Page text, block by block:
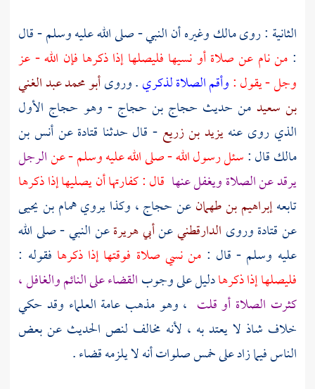
الثانية : روىمالكوغيره أن النبي - صلى الله عليه وسلم - قال
: من نام عن صلاة أو نسيها فليصلها إذا ذكرها فإن الله - عز
وجل - يقول :وأقم الصلاة لذكري. وروىأبو محمد عبد الغني
بن سعيد من حديث حجاج بن حجاج- وهو حجاج الأول
الذي روى عنهيزيد بن زريع - قال حدثنا قتادةعنأنس بن
مالكقال :سئل رسول الله - صلى الله عليه وسلم - عنالرجل
يرقد عن الصلاة ويغفل عنها قال : كفارتها أن يصليها إذا ذكرها
تابعهإبراهيم بن طهمانعنحجاج ، وكذا يرويهمام بن يحيى
عنقتادةوروى الدارقطنيعنأبي هريرةعن النبي - صلى الله
عليه وسلم - قال : من نسي صلاة فوقتها إذا ذكرها فقوله :
فليصلها إذا ذكرهادليل على وجوبالقضاء على النائم والغافل ،
كثرت الصلاة أو قلت ، وهو مذهب عامة العلماء وقد حكي
خلاف شاذ لا يعتد به ، لأنه مخالف لنص الحديث عن بعض
الناس فيما زاد على خمس صلوات أنه لا يلزمه قضاء .